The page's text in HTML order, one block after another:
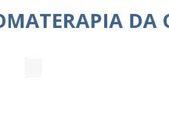
DA